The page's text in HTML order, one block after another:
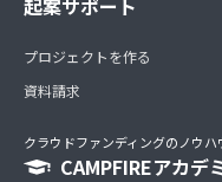
プロジェクトを作る
資料請求
クラウドファンディングのノウハ
CAMPFIREアカデ